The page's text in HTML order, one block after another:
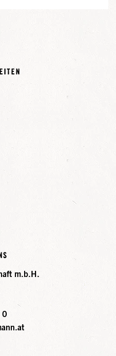
m.b.H.
0